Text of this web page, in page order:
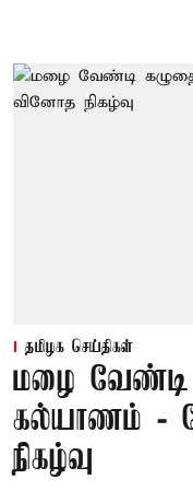
தமிழக செய்திகள்
மழை வேண்டி
கல்யாணம் -
நிகழ்வு